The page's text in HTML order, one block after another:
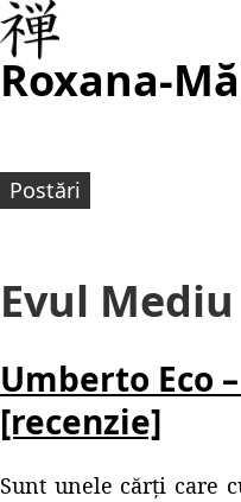
Roxana-
Postări
Evul Mediu
Umberto Eco
[recenzie]
Sunt unele cărți care